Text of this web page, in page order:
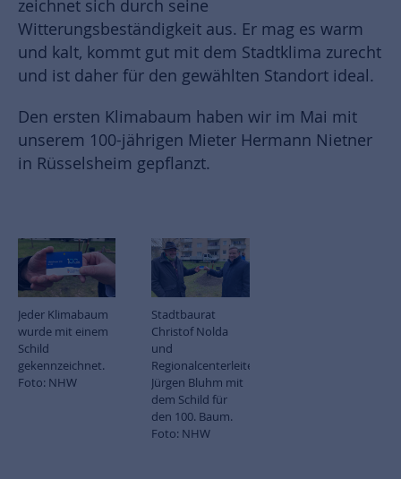
zeichnet sich durch seine
Witterungsbeständigkeit aus. Er mag es warm
und kalt, kommt gut mit dem Stadtklima zurecht
und ist daher für den gewählten Standort ideal.
Den ersten Klimabaum haben wir im Mai mit
unserem 100-jährigen Mieter Hermann Nietner
in Rüsselsheim gepflanzt.
Jeder Klimabaum
wurde mit einem
Schild
gekennzeichnet.
Foto: NHW
Stadtbaurat
Christof Nolda
und
Regionalcenterleiter
Jürgen Bluhm mit
dem Schild für
den 100. Baum.
Foto: NHW